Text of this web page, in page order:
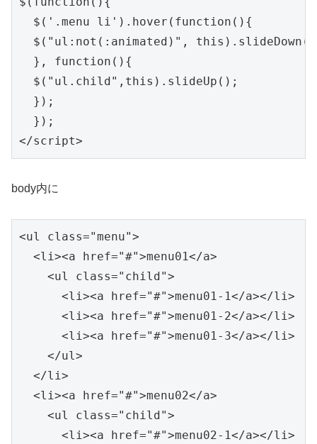
  $('.menu li').hover(function(){
$("ul:not(:animated)",
  }, function(){
  $("ul.child",this).slideUp();
  });
  });
</script>
body内に
<ul class="menu">
  <li><a href="#">menu01</a>
    <ul class="child">
      <li><a href="#">menu01-1</a></li>
      <li><a href="#">menu01-2</a></li>
      <li><a href="#">menu01-3</a></li>
    </ul>
  </li>
  <li><a href="#">menu02</a>
    <ul class="child">
      <li><a href="#">menu02-1</a></li>